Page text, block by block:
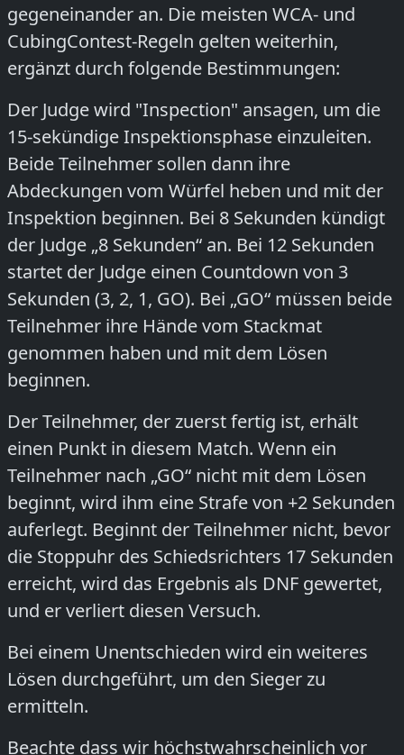
gegeneinander an. Die meisten WCA- und
CubingContest-Regeln gelten weiterhin,
ergänzt durch folgende Bestimmungen:
Der Judge wird "Inspection" ansagen, um die
15-sekündige Inspektionsphase einzuleiten.
Beide Teilnehmer sollen dann ihre
Abdeckungen vom Würfel heben und mit der
Inspektion beginnen. Bei 8 Sekunden kündigt
der Judge „8 Sekunden“ an. Bei 12 Sekunden
startet der Judge einen Countdown von 3
Sekunden (3, 2, 1, GO). Bei „GO“ müssen beide
Teilnehmer ihre Hände vom Stackmat
genommen haben und mit dem Lösen
beginnen.
Der Teilnehmer, der zuerst fertig ist, erhält
einen Punkt in diesem Match. Wenn ein
Teilnehmer nach „GO“ nicht mit dem Lösen
beginnt, wird ihm eine Strafe von +2 Sekunden
auferlegt. Beginnt der Teilnehmer nicht, bevor
die Stoppuhr des Schiedsrichters 17 Sekunden
erreicht, wird das Ergebnis als DNF gewertet,
und er verliert diesen Versuch.
Bei einem Unentschieden wird ein weiteres
Lösen durchgeführt, um den Sieger zu
ermitteln.
Beachte dass wir höchstwahrscheinlich vor